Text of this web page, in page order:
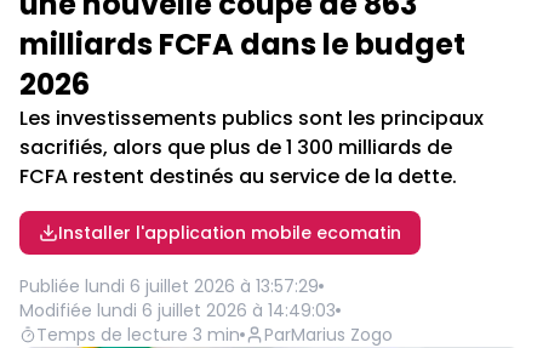
milliards FCFA dans le budget
2026
Les investissements publics sont les principaux
sacrifiés, alors que plus de 1 300 milliards de
FCFA restent destinés au service de la dette.
Installer l'application mobile ecomatin
Publiée lundi 6 juillet 2026 à 13:57:29
Modifiée lundi 6 juillet 2026 à 14:49:03
Temps de lecture 3 min ParMarius Zogo